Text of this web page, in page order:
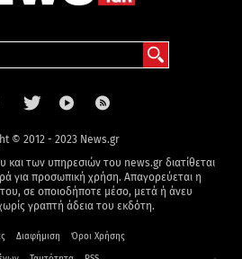
© 2012 - 2023 News.gr
και των υπηρεσιών του news.gr διατίθεται
για προσωπική χρήση. Απαγορεύεται η
σε οποιοδήποτε μέσο, μετά ή άνευ
γραπτή άδεια του εκδότη.
Διαφήμιση Όροι Χρήσης